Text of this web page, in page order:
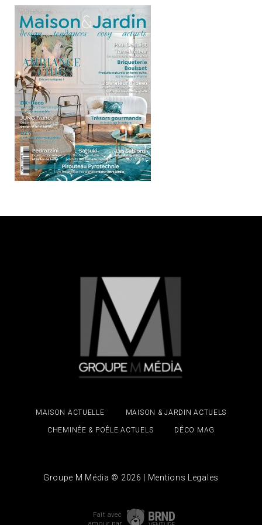
MAISON ACTUELLE MAISON & JARDIN ACTUELS
CHEMINÉE & POÊLE ACTUELS DÉCO MAG
Groupe M Média © 2026 | Mentions Legales
Fait avec